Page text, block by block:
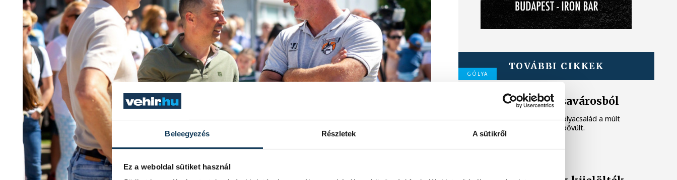
Beleegyezés Részletek A sütikről
Ez a weboldal sütiket használ
TOVÁBBI CIKKEK
GÓLYA
Gólyahír a Dózsavárosból
A jól ismert veszprémi gólyacsalád a múlt
héten új családtagokkal bővült.